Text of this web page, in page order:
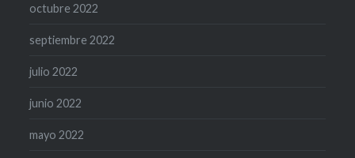
octubre 2022
septiembre 2022
julio 2022
junio 2022
mayo 2022